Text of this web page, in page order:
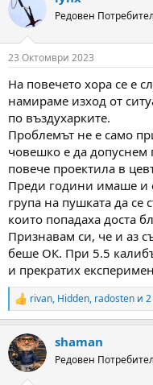
Редовен Потребител
23 Октомври 2023
На повечето хора се е
намираме изход от
по въздухарките.
Проблемът не е само
човешко е да допуснем
повече проектила в
Преди години имаше и
група на пушката да
които попадаха доста
Признавам си, че и аз
беше ОК. При 5.5
и прекратих
R
e
c
t
i
rivan, Hidden, radosten и
shaman
Редовен Потребител